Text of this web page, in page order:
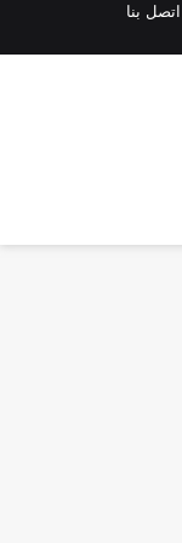
اتصل بنا